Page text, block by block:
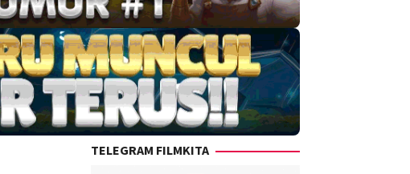
TELEGRAM FILMKITA